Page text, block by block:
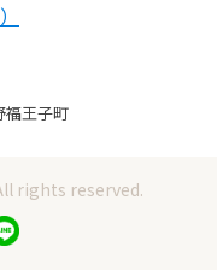
福王子町
rights reserved.